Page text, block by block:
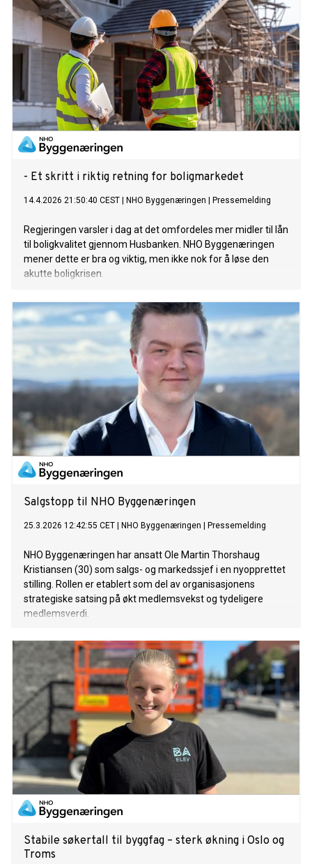
- Et skritt i riktig retning for boligmarkedet
14.4.2026 21:50:40 CEST NHO Byggenæringen Pressemelding
Regjeringen varsler i dag at det omfordeles mer midler til lån
til boligkvalitet gjennom Husbanken. NHO Byggenæringen
mener dette er bra og viktig, men ikke nok for å løse den
akutte boligkrisen.
Salgstopp til NHO Byggenæringen
25.3.2026 12:42:55 CET NHO Byggenæringen Pressemelding
NHO Byggenæringen har ansatt Ole Martin Thorshaug
Kristiansen (30) som salgs- og markedssjef i en nyopprettet
stilling. Rollen er etablert som del av organisasjonens
strategiske satsing på økt medlemsvekst og tydeligere
medlemsverdi.
Stabile søkertall til byggfag – sterk økning i Oslo og
Troms